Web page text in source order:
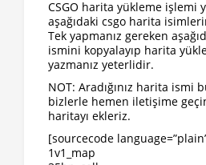
CSGO harita yükleme işlemi
aşağıdaki csgo harita
Tek yapmanız gereken
ismini kopyalayıp harita
yazmanız yeterlidir.
NOT: Aradığınız harita ismi
bizlerle hemen iletişime
haritayı ekleriz.
[sourcecode
1v1_map